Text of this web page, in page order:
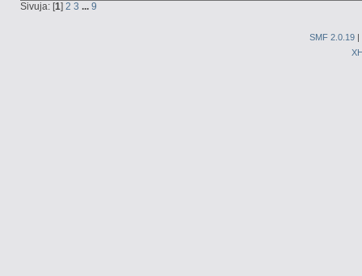
Sivuja: [1] 2 3 ... 9
SMF 2.0.19